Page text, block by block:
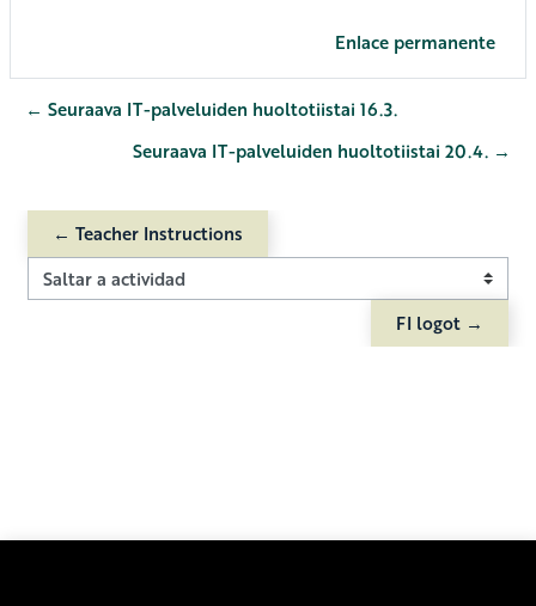
Enlace permanente
← Seuraava IT-palveluiden huoltotiistai 16.3.
Seuraava IT-palveluiden huoltotiistai 20.4. →
← Teacher Instructions
Saltar a actividad
FI logot →